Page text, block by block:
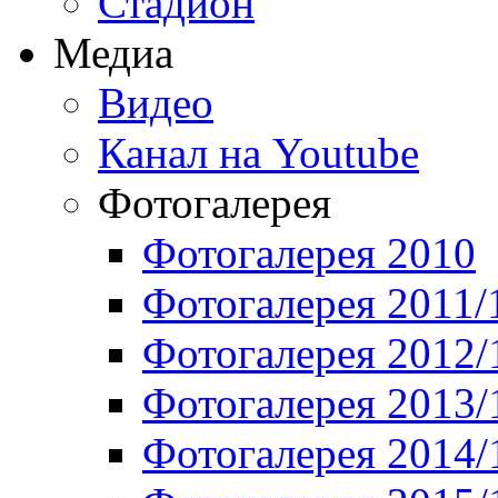
Медиа
Видео
Канал на Youtube
Фотогалерея
Фотогалерея 2010
Фотогалерея 2011/
Фотогалерея
Фотогалерея
Фотогалерея